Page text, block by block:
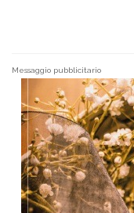
Messaggio pubblicitario